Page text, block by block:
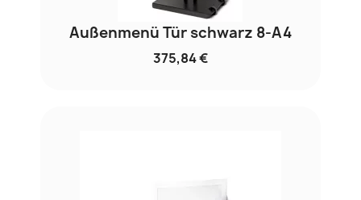
Außenmenü Tür schwarz 8-A4
375,84 €